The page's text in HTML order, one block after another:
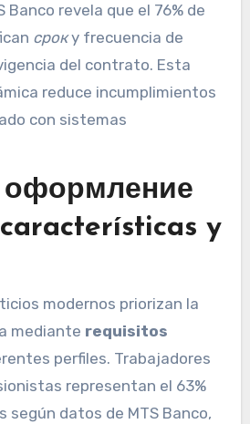
Banco revela que el 76% de
срокy frecuencia de
del contrato. Esta
reduce incumplimientos
con sistemas
y
modernos priorizan la
mediante requisitos
perfiles. Trabajadores
representan el 63%
según datos de MTS Banco,